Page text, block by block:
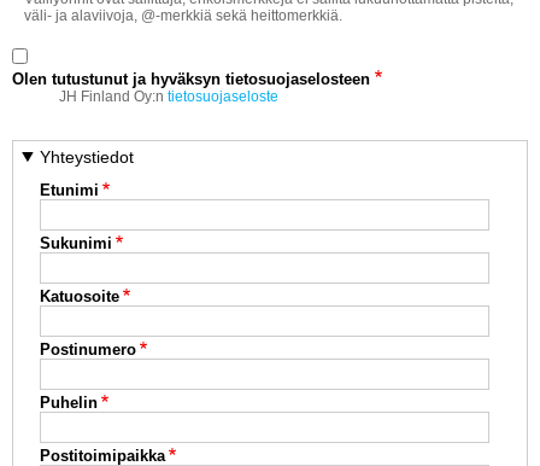
ASIAKASPALVELU JA
MEDIATIEDOT
YHTEYSTIEDOT
väli- ja alaviivoja, @-merkkiä sekä heittomerkkiä.
Olen tutustunut ja hyväksyn tietosuojaselosteen
JH Finland Oy:ntietosuojaseloste
Yhteystiedot
Etunimi
Sukunimi
Katuosoite
Postinumero
Puhelin
Postitoimipaikka